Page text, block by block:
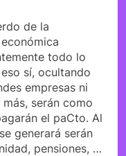
de la
todo lo
sí, ocultando
empresas ni
serán como
el paCto. Al
generará serán
pensiones, …